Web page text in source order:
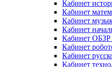
Кабинет
Кабинет
Кабинет
Кабинет
Кабинет
Кабинет
Кабинет
Кабинет